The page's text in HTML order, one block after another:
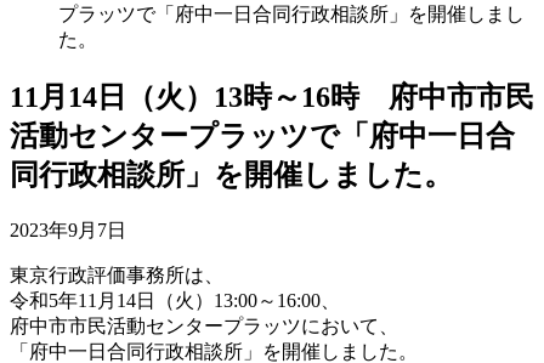
プラッツで「府中一日合同行政相談所」を開催しまし
た。
11月14日（火）13時～16時 府中市市民
活動センタープラッツで「府中一日合
同行政相談所」を開催しました。
2023年9月7日
東京行政評価事務所は、
令和5年11月14日（火）13:00～16:00、
府中市市民活動センタープラッツにおいて、
「府中一日合同行政相談所」を開催しました。